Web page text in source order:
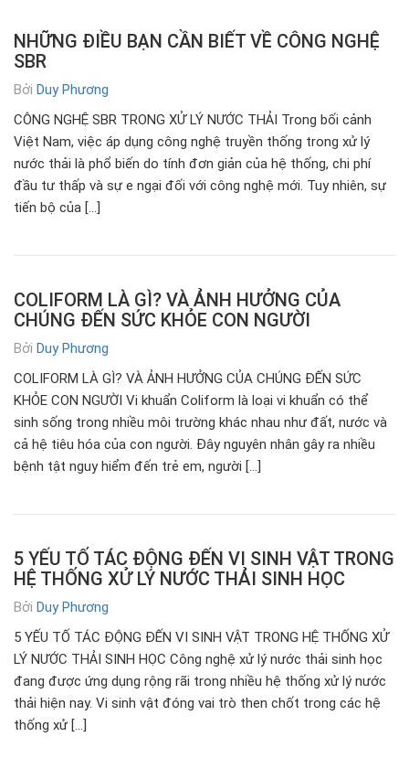
NHỮNG ĐIỀU BẠN CẦN BIẾT VỀ CÔNG NGHỆ
SBR
Bởi Duy Phương
CÔNG NGHỆ SBR TRONG XỬ LÝ NƯỚC THẢI Trong bối cảnh
Việt Nam, việc áp dụng công nghệ truyền thống trong xử lý
nước thải là phổ biến do tính đơn giản của hệ thống, chi phí
đầu tư thấp và sự e ngại đối với công nghệ mới. Tuy nhiên, sự
tiến bộ của […]
COLIFORM LÀ GÌ? VÀ ẢNH HƯỞNG CỦA
CHÚNG ĐẾN SỨC KHỎE CON NGƯỜI
Bởi Duy Phương
COLIFORM LÀ GÌ? VÀ ẢNH HƯỞNG CỦA CHÚNG ĐẾN SỨC
KHỎE CON NGƯỜI Vi khuẩn Coliform là loại vi khuẩn có thể
sinh sống trong nhiều môi trường khác nhau như đất, nước và
cả hệ tiêu hóa của con người. Đây nguyên nhân gây ra nhiều
bệnh tật nguy hiểm đến trẻ em, người […]
5 YẾU TỐ TÁC ĐỘNG ĐẾN VI SINH VẬT TRONG
HỆ THỐNG XỬ LÝ NƯỚC THẢI SINH HỌC
Bởi Duy Phương
5 YẾU TỐ TÁC ĐỘNG ĐẾN VI SINH VẬT TRONG HỆ THỐNG XỬ
LÝ NƯỚC THẢI SINH HỌC Công nghệ xử lý nước thải sinh học
đang được ứng dụng rộng rãi trong nhiều hệ thống xử lý nước
thải hiện nay. Vi sinh vật đóng vai trò then chốt trong các hệ
thống xử […]